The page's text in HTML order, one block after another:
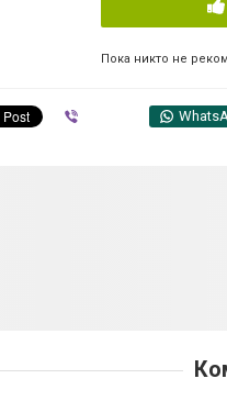
Пока никто не